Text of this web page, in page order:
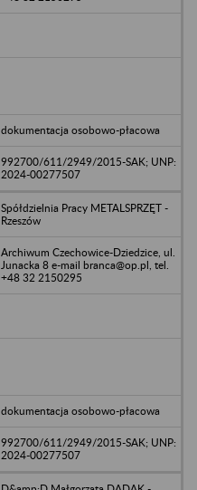
dokumentacja osobowo-płacowa
992700/611/2949/2015-SAK; UNP:
2024-00277507
Spółdzielnia Pracy METALSPRZĘT -
Rzeszów
Archiwum Czechowice-Dziedzice, ul.
Junacka 8 e-mail branca@op.pl, tel.
+48 32 2150295
dokumentacja osobowo-płacowa
992700/611/2949/2015-SAK; UNP:
2024-00277507